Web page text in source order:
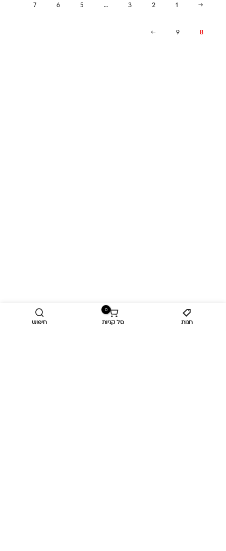
←
1
2
3
…
5
6
7
8
9
→
חנות
0
סל קניות חיפוש